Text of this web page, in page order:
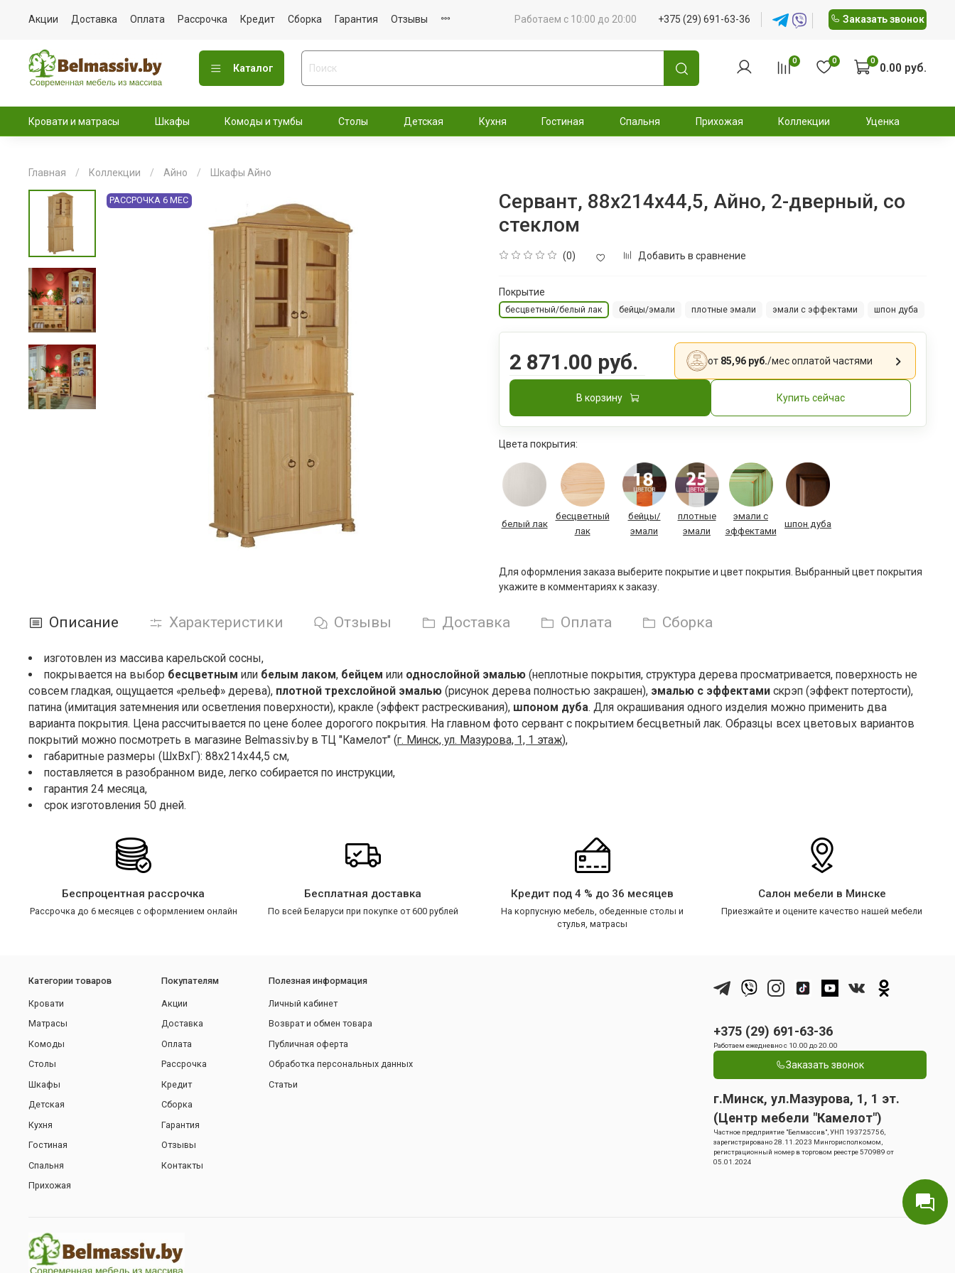
Акции Доставка Оплата Рассрочка Кредит Сборка Гарантия Отзывы Работаем с 10:00 до 20:00 +375 (29) 691-63-36 Заказать звонок
Каталог
0 0 0 0.00 руб.
Кровати и матрасы Шкафы Комоды и тумбы Столы Детская Кухня Гостиная Спальня Прихожая Коллекции Уценка
Главная Коллекции Айно Шкафы Айно
РАССРОЧКА 6 МЕС
Сервант, 88x214x44,5, Айно, 2-дверный, со
стеклом
(0) Добавить в сравнение
Покрытие
бесцветный/белый лак бейцы/эмали плотные эмали эмали с эффектами шпон дуба
2 871.00 руб. от 85,96 руб./месоплатой частями
В корзину Купить сейчас
Цвета покрытия:
белый лак
бесцветный
лак
бейцы/
эмали
плотные
эмали
эмали с
эффектами
шпон дуба
Для оформления заказа выберите покрытие и цвет покрытия. Выбранный цвет покрытия
укажите в комментариях к заказу.
Описание Характеристики Отзывы Доставка Оплата Сборка
изготовлен из массива карельской сосны,
покрывается на выбор бесцветным или белым лаком, бейцем или однослойной эмалью(неплотные покрытия, структура дерева просматривается, поверхность не
совсем гладкая, ощущается «рельеф» дерева), плотной трехслойной эмалью (рисунок дерева полностью закрашен), эмалью с эффектами скрэп (эффект потертости),
патина (имитация затемнения или осветления поверхности), кракле (эффект растрескивания), шпоном дуба. Для окрашивания одного изделия можно применить два
варианта покрытия. Цена рассчитывается по цене более дорогого покрытия. На главном фото сервант с покрытием бесцветный лак. Образцы всех цветовых вариантов
покрытий можно посмотреть в магазине Belmassiv.by в ТЦ "Камелот" (г. Минск, ул. Мазурова, 1, 1 этаж),
габаритные размеры (ШxВxГ): 88x214x44,5 см,
поставляется в разобранном виде, легко собирается по инструкции,
гарантия 24 месяца,
срок изготовления 50 дней.
Беспроцентная рассрочка
Рассрочка до 6 месяцев с оформлением онлайн
Бесплатная доставка
По всей Беларуси при покупке от 600 рублей
Кредит под 4 % до 36 месяцев
На корпусную мебель, обеденные столы и
стулья, матрасы
Салон мебели в Минске
Приезжайте и оцените качество нашей мебели
Категории товаров
Кровати
Матрасы
Комоды
Столы
Шкафы
Детская
Кухня
Гостиная
Спальня
Прихожая
Покупателям
Акции
Доставка
Оплата
Рассрочка
Кредит
Сборка
Гарантия
Отзывы
Контакты
Полезная информация
Личный кабинет
Возврат и обмен товара
Публичная оферта
Обработка персональных данных
Статьи
+375 (29) 691-63-36
Работаем ежедневно с 10.00 до 20.00
Заказать звонок
г.Минск, ул.Мазурова, 1, 1 эт.
(Центр мебели "Камелот")
Частное предприятие "Белмассив", УНП 193725756,
зарегистрировано 28.11.2023 Мингорисполкомом,
регистрационный номер в торговом реестре 570989 от
05.01.2024